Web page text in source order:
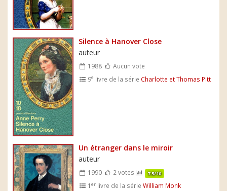
Silence à Hanover Close
auteur
1988
Aucun vote
9e livre de la série Charlotte et Thomas Pitt
Un étranger dans le miroir
auteur
1990 2 votes 7.5/10
1er livre de la sérieWilliam Monk